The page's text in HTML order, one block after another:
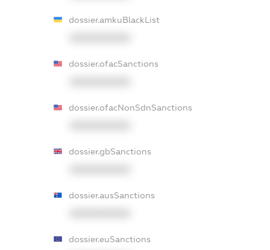
dossier.amkuBlackList
dossier.ofacSanctions
dossier.ofacNonSdnSanctions
dossier.gbSanctions
dossier.ausSanctions
dossier.euSanctions